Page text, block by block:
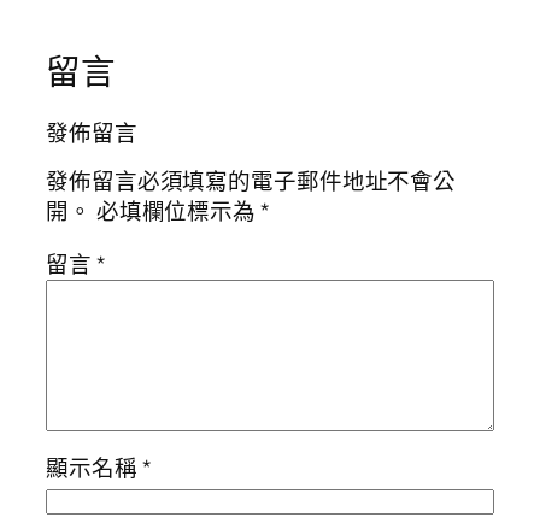
留言
發佈留言
發佈留言必須填寫的電子郵件地址不會公
開。 必填欄位標示為*
留言*
顯示名稱*